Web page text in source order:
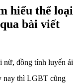
hiểu thể loại
bài viết
nữ, đồng tính luyến ái
nay thì LGBT cũng